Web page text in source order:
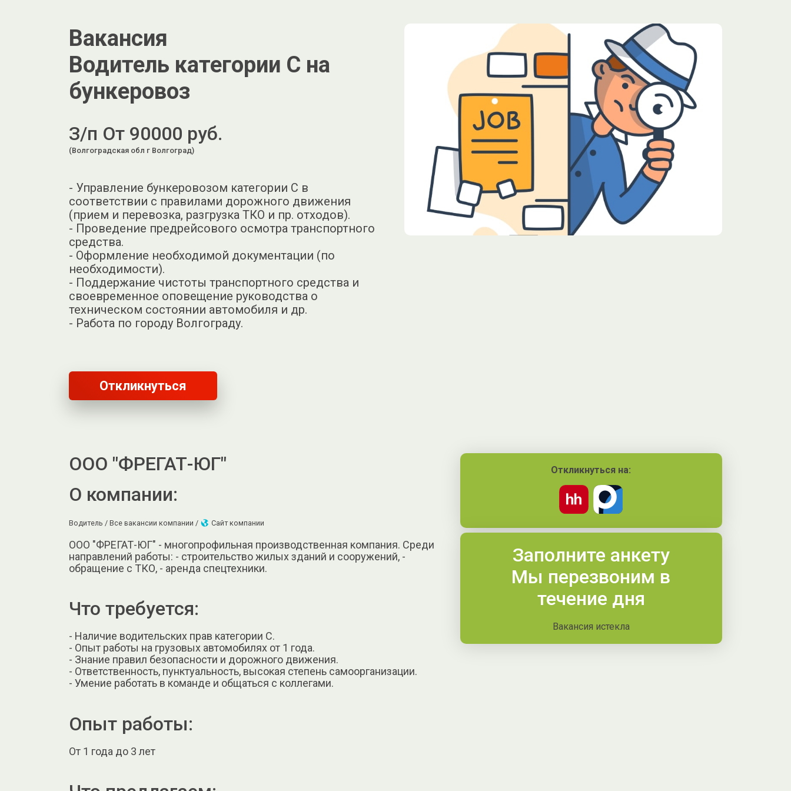
Вакансия
Водитель категории С на
бункеровоз
З/п От 90000 руб.
(Волгоградская обл г Волгоград)
- Управление бункеровозом категории C в
соответствии с правилами дорожного движения
(прием и перевозка, разгрузка ТКО и пр. отходов).
- Проведение предрейсового осмотра транспортного
средства.
- Оформление необходимой документации (по
необходимости).
- Поддержание чистоты транспортного средства и
своевременное оповещение руководства о
техническом состоянии автомобиля и др.
- Работа по городу Волгограду.
Откликнуться
ООО "ФРЕГАТ-ЮГ"
О компании:
Водитель / Все вакансии компании / Сайт компании
ООО "ФРЕГАТ-ЮГ" - многопрофильная производственная компания. Среди
направлений работы: - строительство жилых зданий и сооружений, -
обращение с ТКО, - аренда спецтехники.
Что требуется:
- Наличие водительских прав категории C.
- Опыт работы на грузовых автомобилях от 1 года.
- Знание правил безопасности и дорожного движения.
- Ответственность, пунктуальность, высокая степень самоорганизации.
- Умение работать в команде и общаться с коллегами.
Опыт работы:
От 1 года до 3 лет
Откликнуться на:
Заполните анкету
Мы перезвоним в
течение дня
Вакансия истекла